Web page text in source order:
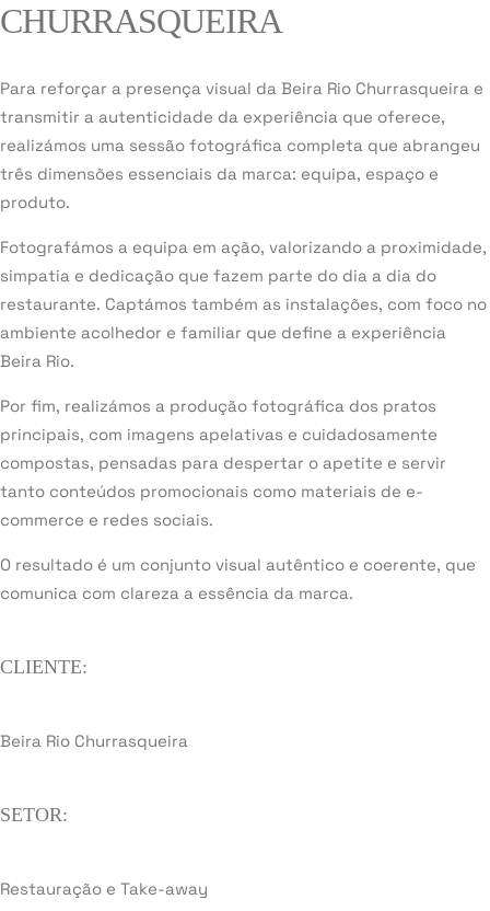
CHURRASQUEIRA
Para reforçar a presença visual da Beira Rio Churrasqueira e
transmitir a autenticidade da experiência que oferece,
realizámos uma sessão fotográfica completa que abrangeu
três dimensões essenciais da marca: equipa, espaço e
produto.
Fotografámos a equipa em ação, valorizando a proximidade,
simpatia e dedicação que fazem parte do dia a dia do
restaurante. Captámos também as instalações, com foco no
ambiente acolhedor e familiar que define a experiência
Beira Rio.
Por fim, realizámos a produção fotográfica dos pratos
principais, com imagens apelativas e cuidadosamente
compostas, pensadas para despertar o apetite e servir
tanto conteúdos promocionais como materiais de e-
commerce e redes sociais.
O resultado é um conjunto visual autêntico e coerente, que
comunica com clareza a essência da marca.
CLIENTE:
Beira Rio Churrasqueira
SETOR:
Restauração e Take-away